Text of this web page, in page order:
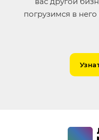
погрузимся в